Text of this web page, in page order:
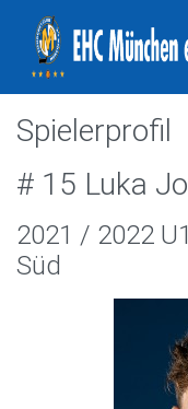
Spielerprofil
# 15 Luka
2021 / 2022
Süd